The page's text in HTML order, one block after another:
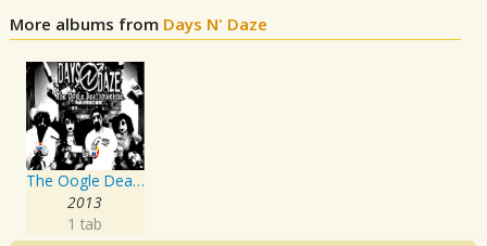
More albums from Days N' Daze
The Oogle Deathmachine
2013
1 tab